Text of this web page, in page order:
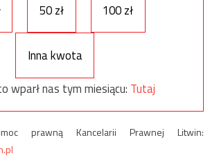
50 zł 100 zł
Inna kwota
wparł nas tym miesiącu: Tutaj
prawną Kancelarii Prawnej Litwin: